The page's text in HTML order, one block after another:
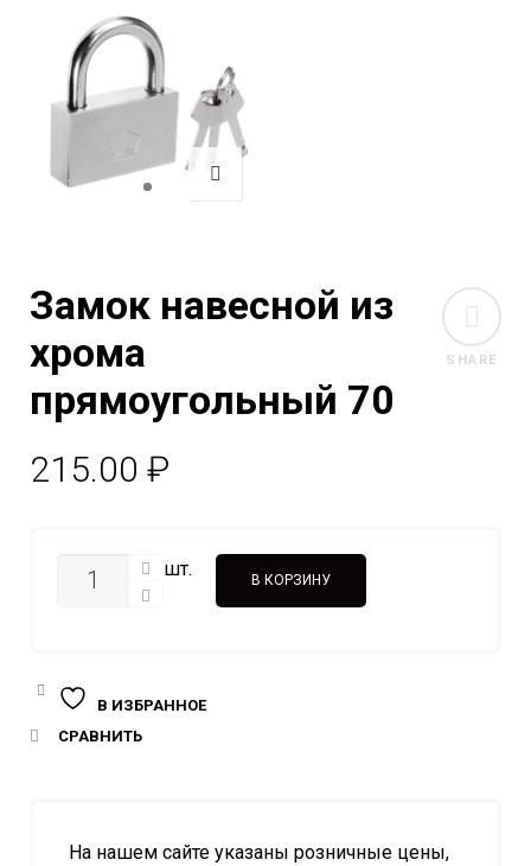
SHARE
Замок навесной из
хрома
прямоугольный 70
215.00 ₽
КОЛИЧЕСТВО шт. В КОРЗИНУ
В ИЗБРАННОЕ
СРАВНИТЬ
На нашем сайте указаны розничные цены,